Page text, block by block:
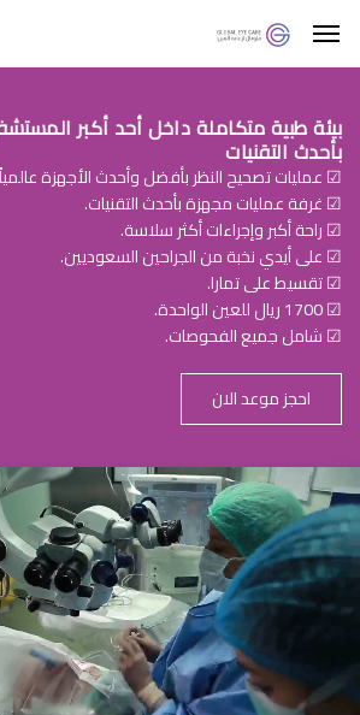
بيئة طبية متكاملة داخل أحد أكبر
بأحدث التقنيات
☑ عمليات تصحيح النظر بأفضل وأحدث الأجهزة
☑ غرفة عمليات مجهزة بأحدث التقنيات.
☑ راحة أكبر وإجراءات أكثر سلاسة.
☑ على أيدي نخبة من الجراحين السعوديين.
☑ تقسيط على تمارا.
☑ 1700 ريال للعين الواحدة.
☑ شامل جميع الفحوصات.
احجز موعد الان